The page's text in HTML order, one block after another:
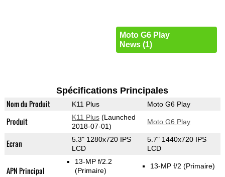
Moto G6 Play
News (1)
Spécifications Principales
Nom du Produit K11 Plus Moto G6 Play
Produit K11 Plus(Launched
2018-07-01)
Moto G6 Play
Ecran
5.3" 1280x720 IPS
LCD
5.7" 1440x720 IPS
LCD
APN Principal
13-MP f/2.2
(Primaire)
13-MP f/2 (Primaire)